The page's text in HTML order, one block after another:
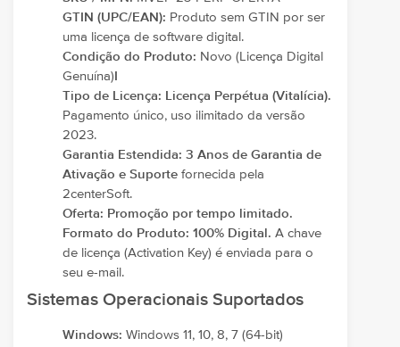
GTIN (UPC/EAN): Produto sem GTIN por ser
uma licença de software digital.
Condição do Produto: Novo (Licença Digital
Genuína)
Tipo de Licença: Licença Perpétua (Vitalícia).
Pagamento único, uso ilimitado da versão
2023.
Garantia Estendida: 3 Anos de Garantia de
Ativação e Suporte fornecida pela
2centerSoft.
Oferta: Promoção por tempo limitado.
Formato do Produto: 100% Digital. A chave
de licença (Activation Key) é enviada para o
seu e-mail.
Sistemas Operacionais Suportados
Windows: Windows 11, 10, 8, 7 (64-bit)